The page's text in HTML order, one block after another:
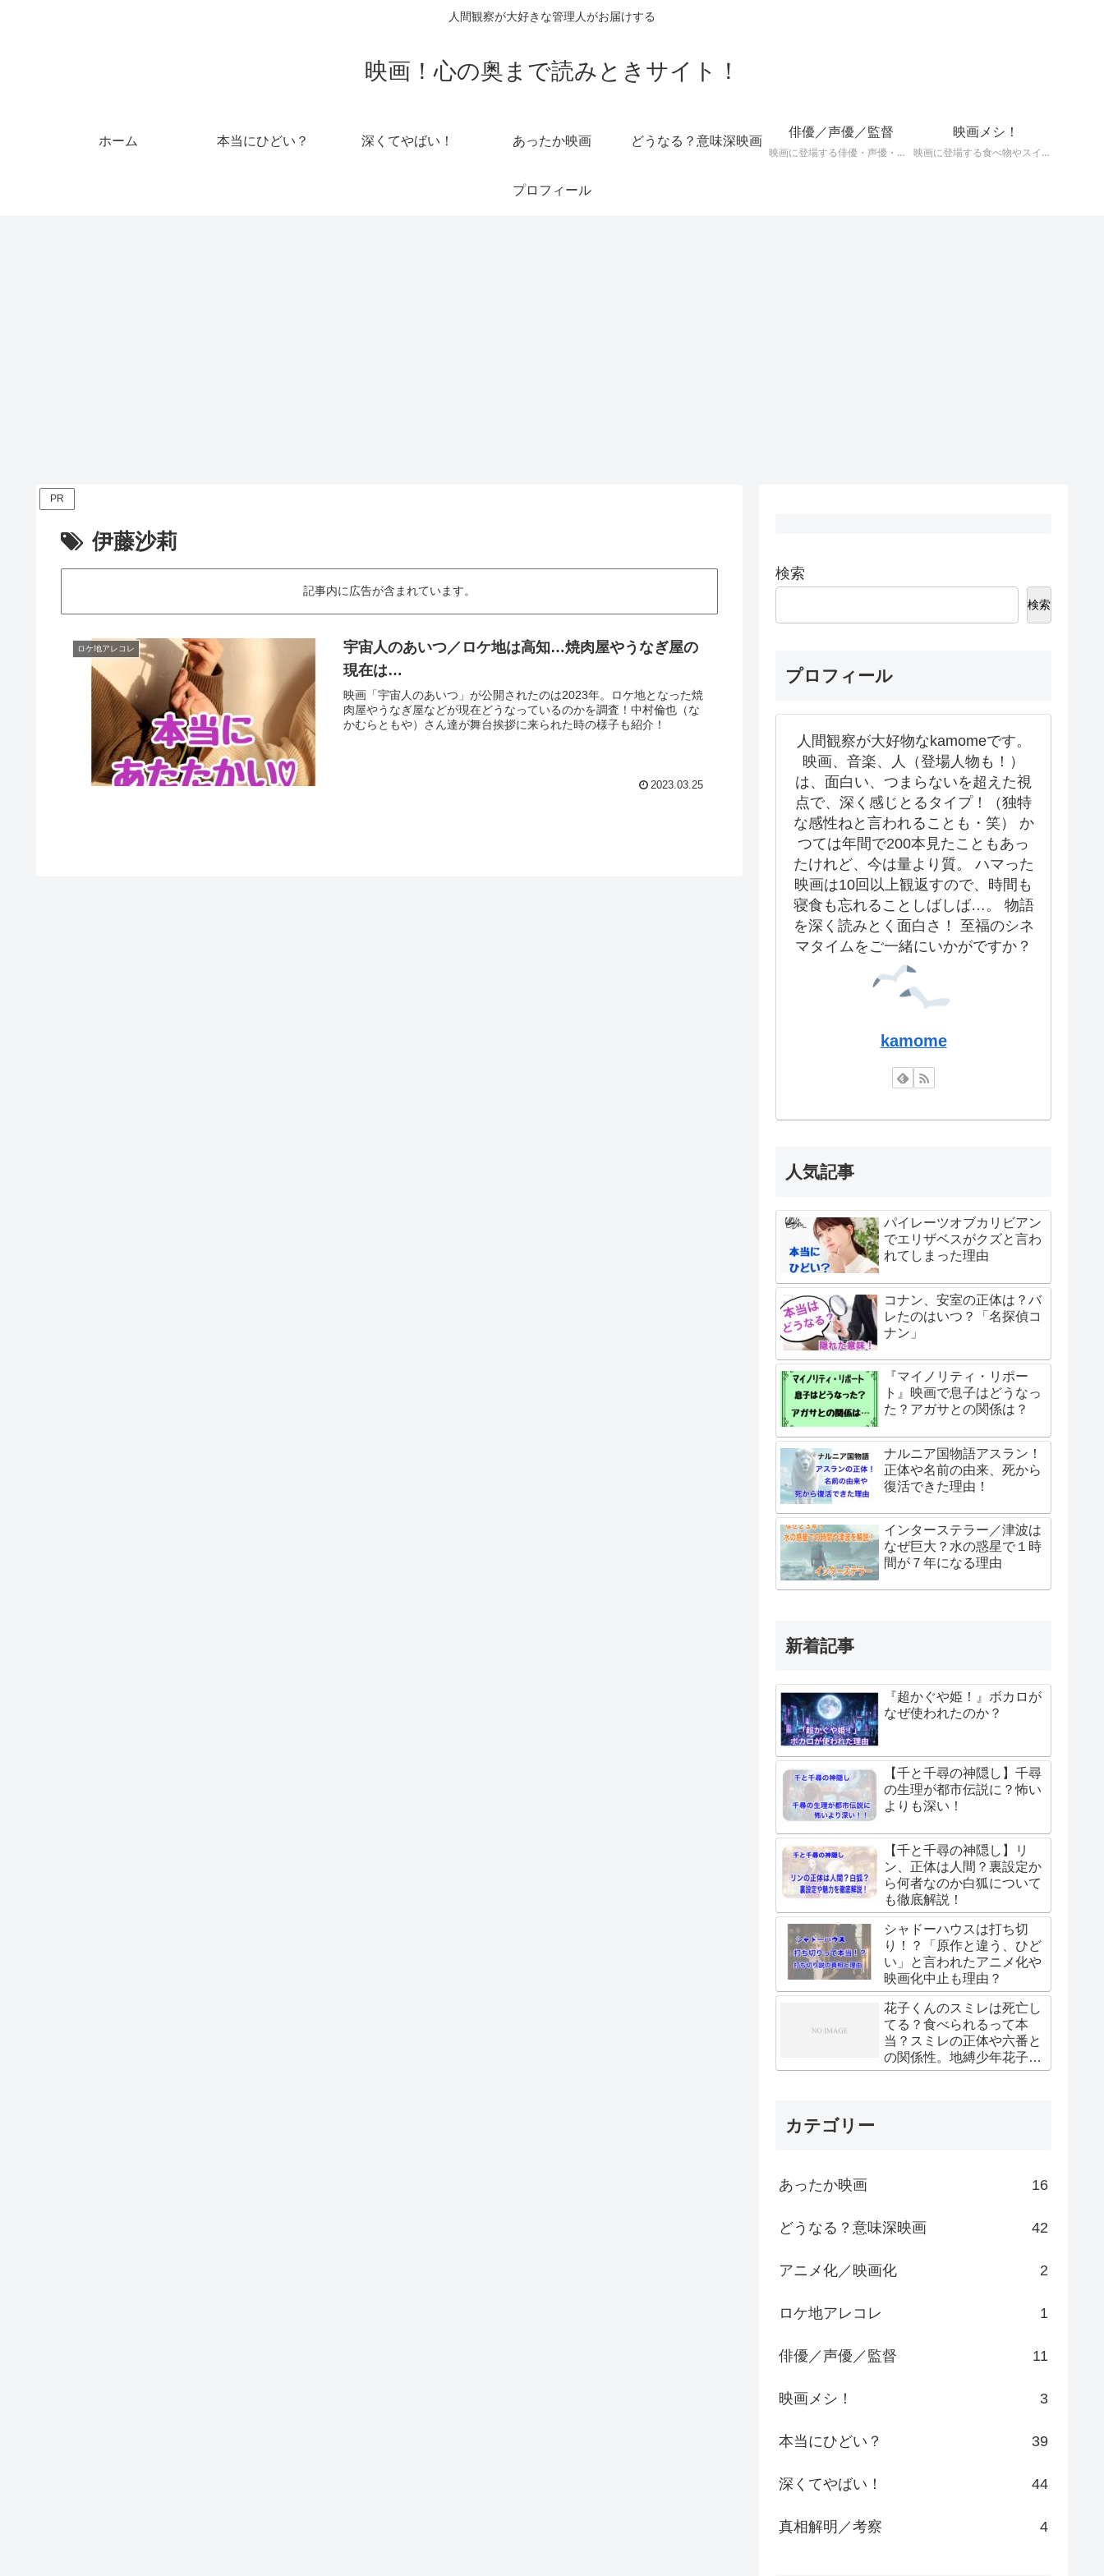
人間観察が大好きな管理人がお届けする
映画！心の奥まで読みときサイト！
ホーム 本当にひどい？ 深くてやばい！ あったか映画 どうなる？意味深映画
俳優／声優／監督
映画に登場する俳優・声優・監督の深掘りまとめ記事！
映画メシ！
映画に登場する食べ物やスイーツを深掘り考察！
プロフィール
PR
伊藤沙莉
記事内に広告が含まれています。
ロケ地アレコレ
宇宙人のあいつ／ロケ地は高知…焼肉屋やうなぎ屋の
現在は…
映画「宇宙人のあいつ」が公開されたのは2023年。ロケ地となった焼
肉屋やうなぎ屋などが現在どうなっているのかを調査！中村倫也（な
かむらともや）さん達が舞台挨拶に来られた時の様子も紹介！
2023.03.25
検索
検索
プロフィール
人間観察が大好物なkamomeです。
映画、音楽、人（登場人物も！）
は、面白い、つまらないを超えた視
点で、深く感じとるタイプ！（独特
な感性ねと言われることも・笑） か
つては年間で200本見たこともあっ
たけれど、今は量より質。 ハマった
映画は10回以上観返すので、時間も
寝食も忘れることしばしば…。 物語
を深く読みとく面白さ！ 至福のシネ
マタイムをご一緒にいかがですか？
kamome
人気記事
パイレーツオブカリビアン
でエリザベスがクズと言わ
れてしまった理由
コナン、安室の正体は？バ
レたのはいつ？「名探偵コ
ナン」
『マイノリティ・リポー
ト』映画で息子はどうなっ
た？アガサとの関係は？
ナルニア国物語アスラン！
正体や名前の由来、死から
復活できた理由！
インターステラー／津波は
なぜ巨大？水の惑星で１時
間が７年になる理由
新着記事
『超かぐや姫！』ボカロが
なぜ使われたのか？
【千と千尋の神隠し】千尋
の生理が都市伝説に？怖い
よりも深い！
【千と千尋の神隠し】リ
ン、正体は人間？裏設定か
ら何者なのか白狐について
も徹底解説！
シャドーハウスは打ち切
り！？「原作と違う、ひど
い」と言われたアニメ化や
映画化中止も理由？
花子くんのスミレは死亡し
てる？食べられるって本
当？スミレの正体や六番と
の関係性。地縛少年花子く
ん
カテゴリー
あったか映画 16
どうなる？意味深映画 42
アニメ化／映画化 2
ロケ地アレコレ 1
俳優／声優／監督 11
映画メシ！ 3
本当にひどい？ 39
深くてやばい！ 44
真相解明／考察 4